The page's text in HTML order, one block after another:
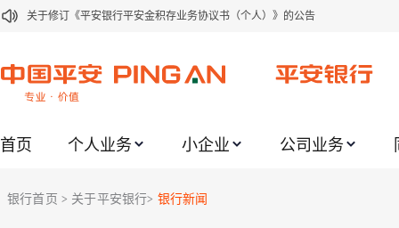
关于修订《平安银行平安金积存业务协议书（个人）》的公告
关于2021年劳动节期间代理贵金属业务风险提示的通知
关于加强代理贵金属业务风险防范的提示
关于进一步加强代理贵金属业务风险防范的提示
首页 个人业务 小企业 公司业务
银行首页 > 关于平安银行> 银行新闻